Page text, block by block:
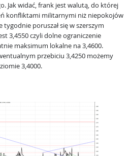
Jak widać, frank jest walutą, do której
konfliktami militarnymi niż niepokojów
poruszał się w szerszym
3,4550 czyli dolne ograniczenie
maksimum lokalne na 3,4600.
przebiciu 3,4250 możemy
3,4000.